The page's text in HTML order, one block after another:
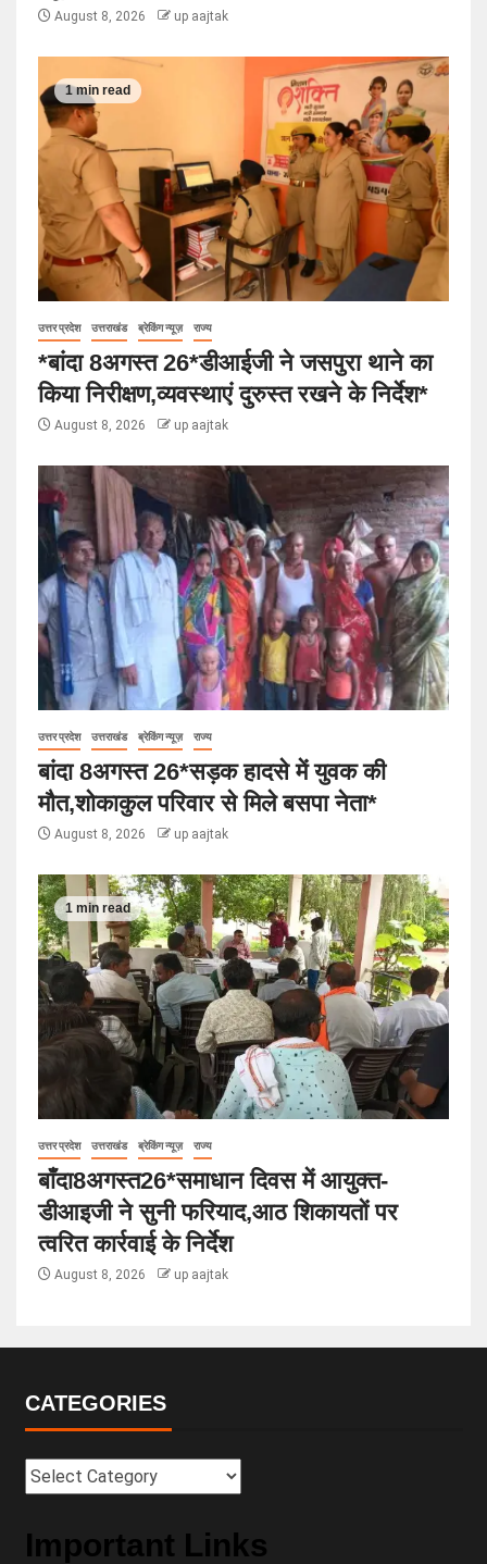
August 8, 2026 up aajtak
1 min read
उत्तर प्रदेश उत्तराखंड ब्रेकिंग न्यूज़ राज्य
*बांदा 8अगस्त 26*डीआईजी ने जसपुरा थाने का
किया निरीक्षण,व्यवस्थाएं दुरुस्त रखने के निर्देश*
August 8, 2026 up aajtak
उत्तर प्रदेश उत्तराखंड ब्रेकिंग न्यूज़ राज्य
बांदा 8अगस्त 26*सड़क हादसे में युवक की
मौत,शोकाकुल परिवार से मिले बसपा नेता*
August 8, 2026 up aajtak
1 min read
उत्तर प्रदेश उत्तराखंड ब्रेकिंग न्यूज़ राज्य
बाँदा8अगस्त26*समाधान दिवस में आयुक्त-
डीआइजी ने सुनी फरियाद,आठ शिकायतों पर
त्वरित कार्रवाई के निर्देश
August 8, 2026 up aajtak
CATEGORIES
Important Links